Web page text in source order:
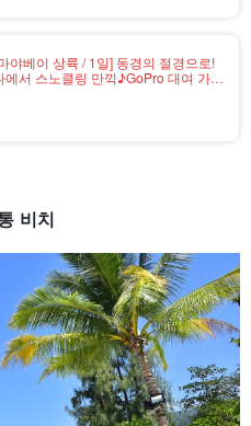
야베이 상륙 / 1일] 동경의 절경으로!
에서 스노클링 만끽♪GoPro 대여 가능
피드보트／일본어or영어／중식 포
2-1
비치